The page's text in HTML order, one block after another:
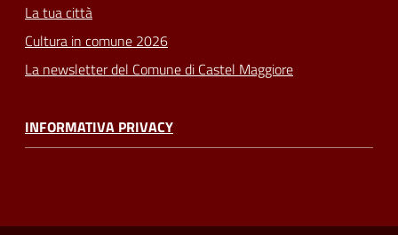
La tua città
Cultura in comune 2026
La newsletter del Comune di Castel Maggiore
INFORMATIVA PRIVACY